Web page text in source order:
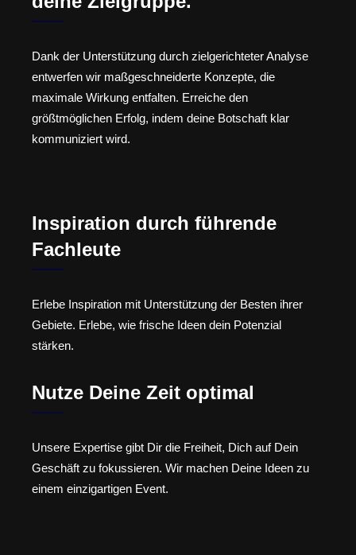
Dank der Unterstützung durch zielgerichteter Analyse
entwerfen wir maßgeschneiderte Konzepte, die
maximale Wirkung entfalten. Erreiche den
größtmöglichen Erfolg, indem deine Botschaft klar
kommuniziert wird.
Inspiration durch führende
Fachleute
Erlebe Inspiration mit Unterstützung der Besten ihrer
Gebiete. Erlebe, wie frische Ideen dein Potenzial
stärken.
Nutze Deine Zeit optimal
Unsere Expertise gibt Dir die Freiheit, Dich auf Dein
Geschäft zu fokussieren. Wir machen Deine Ideen zu
einem einzigartigen Event.